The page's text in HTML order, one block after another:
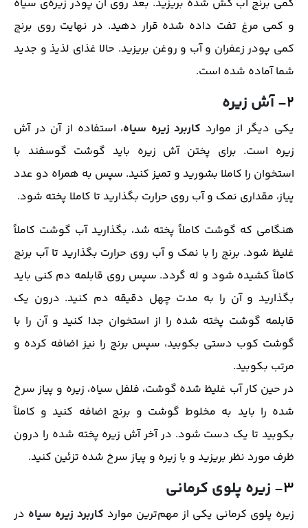
کمی برنج آب کش شده بریزید. بعد روی آن پودر زیره‌ی سیاه
و کمی مرغ تفت داده شده قرار دهید. در نهایت روی برنج
کمی پودر زعفران و آب و روغن بریزید. حالا غذای لذیذ و جدید
شما آماده شده است.
۲- آش زیره
یکی دیگر از موارد کاربرد زیره سیاه، استفاده از آن در آش
زیره است. برای پختن آش زیره باید گوشت گوسفند با
استخوان را کاملا بشورید و تمیز کنید. سپس به همراه دو عدد
پیاز، مقداری نمک و آب روی حرارت بگذارید تا کاملا پخته شود.
هنگامی که گوشت کاملاً پخته شد، بگذارید آب گوشت کاملاً
غلیظ شود. برنج را با نمک و آب روی حرارت بگذارید تا آب برنج
کاملاً کشیده شود و له گردد. سپس روی قابلمه دم کنی باید
بگذارید و آن را به مدت چهل دقیقه دم کنید. درون یک
قابلمه گوشت پخته شده را از استخوان جدا کنید و آن را با
گوشت کوب دستی بکوبید، سپس برنج را نیز اضافه کرده و
مرتب بکوبید.
در حین کار آب غلیظ شده گوشت، فلفل سیاه، زیره و پیاز سرخ
شده را باید به مخلوط گوشت و برنج اضافه کنید و کاملاً
بکوبید تا یک دست شود. در آخر آش زیره پخته شده را درون
ظرف مورد نظر بریزید و با زیره و پیاز سرخ شده تزئین کنید.
۳- زیره پلوی کرمانی
زیره پلوی کرمانی یکی از مهم‌ترین موارد کاربرد زیره سیاه در